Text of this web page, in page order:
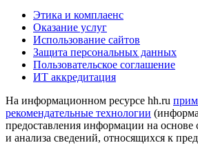
Этика и комплаенс
Оказание услуг
Использование сайтов
Защита персональных данных
Пользовательское соглашение
ИТ аккредитация
На информационном ресурсе hh.ru
рекомендательные технологии
предоставления информации на основе
и анализа сведений, относящихся к